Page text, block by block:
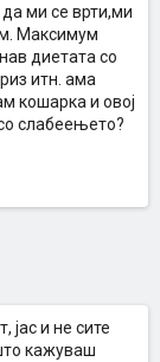
ми се врти,ми
Максимум
диетата со
итн. ама
кошарка и овој
слабеењето?
и не сите
кажуваш